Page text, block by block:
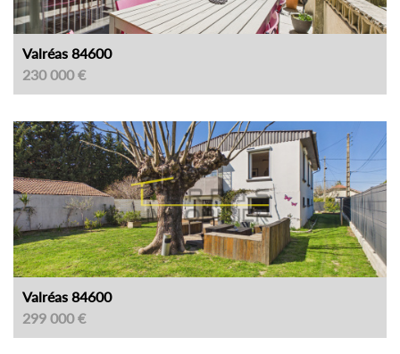
Valréas 84600
230 000 €
Valréas 84600
299 000 €